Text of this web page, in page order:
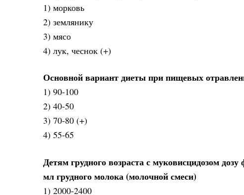
1) морковь
2) землянику
3) мясо
4) лук, чеснок (+)
Основной вариант диеты при пищевых
1) 90-100
2) 40-50
3) 70-80 (+)
4) 55-65
Детям грудного возраста с муковисцидозом
мл грудного молока (молочной смеси)
1) 2000-2400